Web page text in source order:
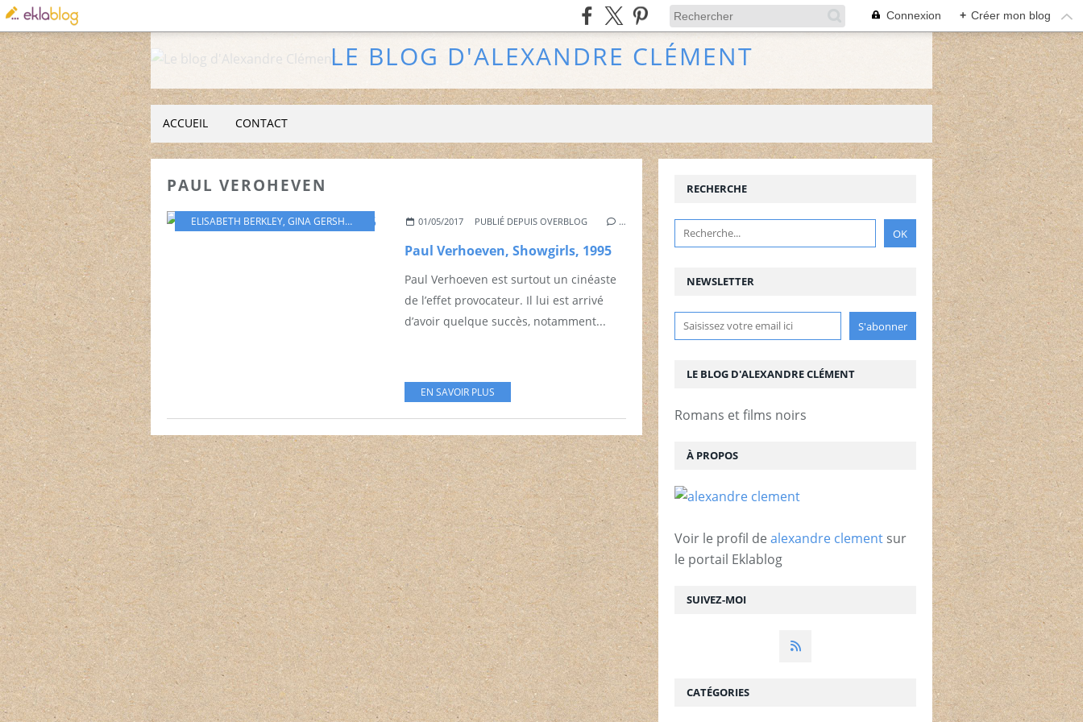
Connexion + Créer mon blog
LE BLOG D'ALEXANDRE CLÉMENT
ACCUEIL CONTACT
PAUL VEROHEVEN
ELISABETH BERKLEY, GINA GERSHON LAS VEGAS ,NÉO-NOIR PAUL VEROHEVEN
01/05/2017 PUBLIÉ DEPUIS OVERBLOG …
Paul Verhoeven, Showgirls, 1995
Paul Verhoeven est surtout un cinéaste
de l’effet provocateur. Il lui est arrivé
d’avoir quelque succès, notamment...
EN SAVOIR PLUS
NEWSLETTER
SUIVEZ-MOI
RECHERCHE
LE BLOG D'ALEXANDRE CLÉMENT
Romans et films noirs
À PROPOS
Voir le profil de alexandre clement sur
le portail Eklablog
CATÉGORIES